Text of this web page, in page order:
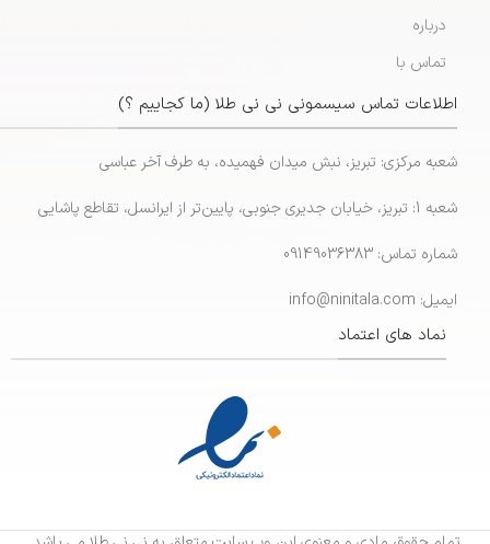
درباره
تماس با
اطلاعات تماس سیسمونی نی نی طلا (ما کجاییم ؟)
شعبه مرکزی: تبریز، نبش میدان فهمیده، به طرف آخر عباسی
شعبه 1: تبریز، خیابان جدیری جنوبی، پایین‌تر از ایرانسل، تقاطع پاشایی
شماره تماس: 09149036383
ایمیل: info@ninitala.com
نماد های اعتماد